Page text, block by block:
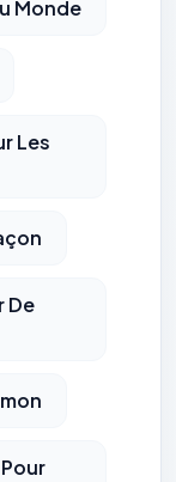
Monde
Les
De